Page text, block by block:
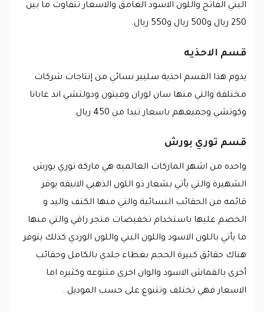
البني الفاتح واللون الاسود الغامق والاسعار تتفاوت ما بين
250 ريال و500 ريال و550 ريال.
قسم الاحذيه
يدوم هذا القسم احذية سليبر نسائي من إنتاجات شركات
مختلفة والتي منها سان لوران وفيتون ودولتشي اند غابانا
وكوتشي وجميعهم باسعار تبدا من 450 ريال.
قسم توري بورش
واحده من اشهر الماركات العالميه هي ماركة توري بورش
الشهيرة والتي يأتي بشعار ذو اللون الذهبي الانيقه يوفر
قائمه من الحقائب النسائية والتي منها الكتف واليد و
الخصم عليها باستخدام تخفيضات متجر راقي والتي منها
ما يأتي باللون الاسود واللون البني واللون الوردي كذلك يتوفر
هناك حقائق كبيرة الحجم بغطاء جلدي بالكامل وحقائب
أخرى بالقماش الاسود والوان اخرى متنوعه وكثيره اما
الاسعار فهي تختلف وتتنوع على حسب الموديل .